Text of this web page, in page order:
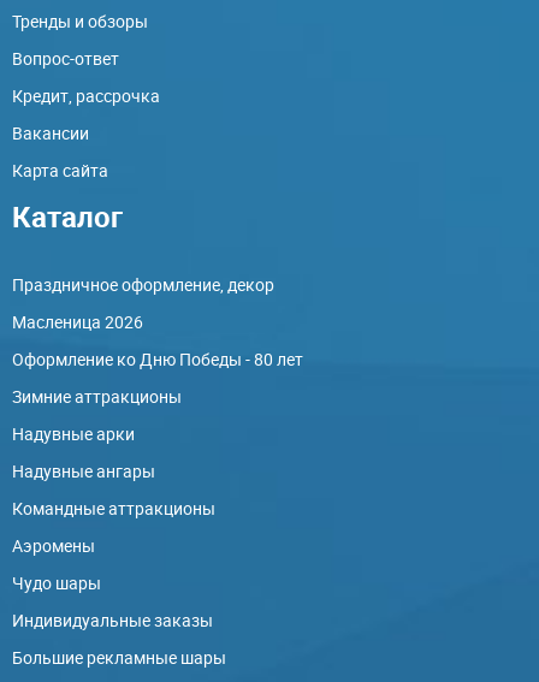
Тренды и обзоры
Вопрос-ответ
Кредит, рассрочка
Вакансии
Карта сайта
Каталог
Праздничное оформление, декор
Масленица 2026
Оформление ко Дню Победы - 80 лет
Зимние аттракционы
Надувные арки
Надувные ангары
Командные аттракционы
Аэромены
Чудо шары
Индивидуальные заказы
Большие рекламные шары